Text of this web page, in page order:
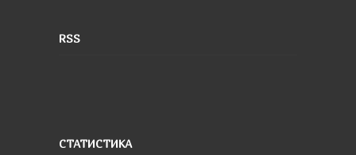
RSS
СТАТИСТИКА